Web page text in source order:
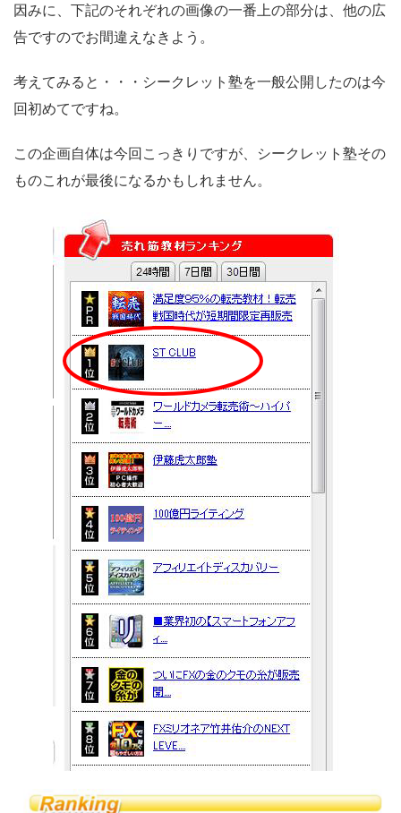
因みに、下記のそれぞれの画像の一番上の部分は、他の広
告ですのでお間違えなきよう。
考えてみると・・・シークレット塾を一般公開したのは今
回初めてですね。
この企画自体は今回こっきりですが、シークレット塾その
ものこれが最後になるかもしれません。